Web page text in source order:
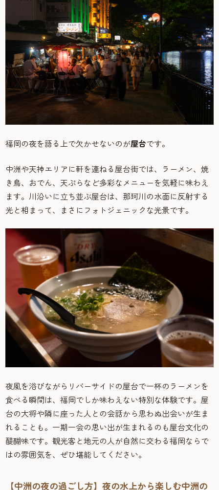
福岡の夜を語る上で欠かせないのが屋台です。
中洲や天神エリアに軒を連ねる屋台街では、ラーメン、焼
き鳥、おでん、天ぷらなど多彩なメニューを気軽に味わえ
ます。川沿いに立ち並ぶ屋台は、那珂川の水面に反射する
光と相まって、まさにフォトジェニックな光景です。
夜風を浴びながらリバーサイドの屋台で一杯のラーメンを
食べる瞬間は、福岡でしか味わえない特別な体験です。屋
台の大将や隣に座った人との会話から思わぬ出会いが生ま
れることも。一期一会の思い出が生まれるのも屋台文化の
醍醐味です。観光客と地元の人が自然に交わる福岡ならで
はの雰囲気を、ぜひ堪能してください。
【中洲の夜の過ごし方】夜の水上から楽しむ中洲の